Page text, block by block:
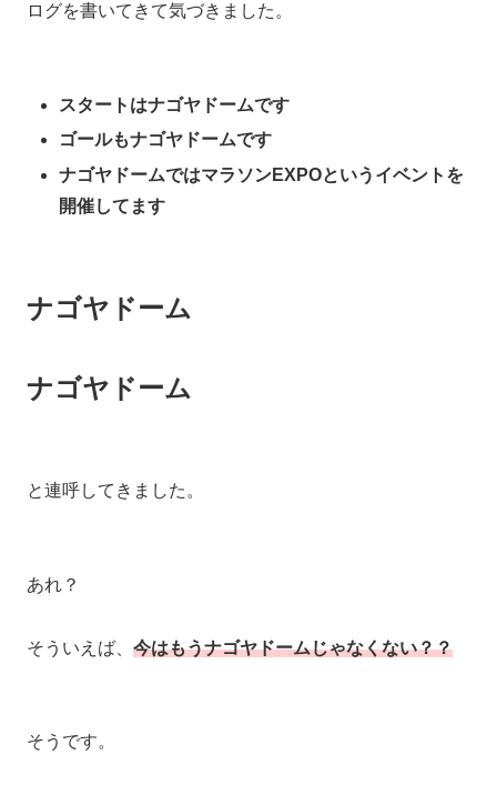
ログを書いてきて気づきました。
スタートはナゴヤドームです
ゴールもナゴヤドームです
ナゴヤドームではマラソンEXPOというイベントを
開催してます
ナゴヤドーム
ナゴヤドーム
と連呼してきました。
あれ？
そういえば、 今はもうナゴヤドームじゃなくない？？
そうです。